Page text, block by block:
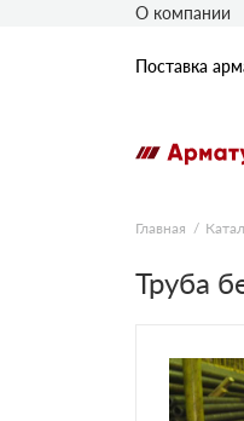
Поставка
Арматура
Катанка
О компании
Главная
Труба